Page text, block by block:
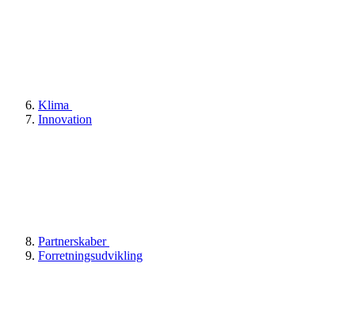
Klima
Innovation
Partnerskaber
Forretningsudvikling